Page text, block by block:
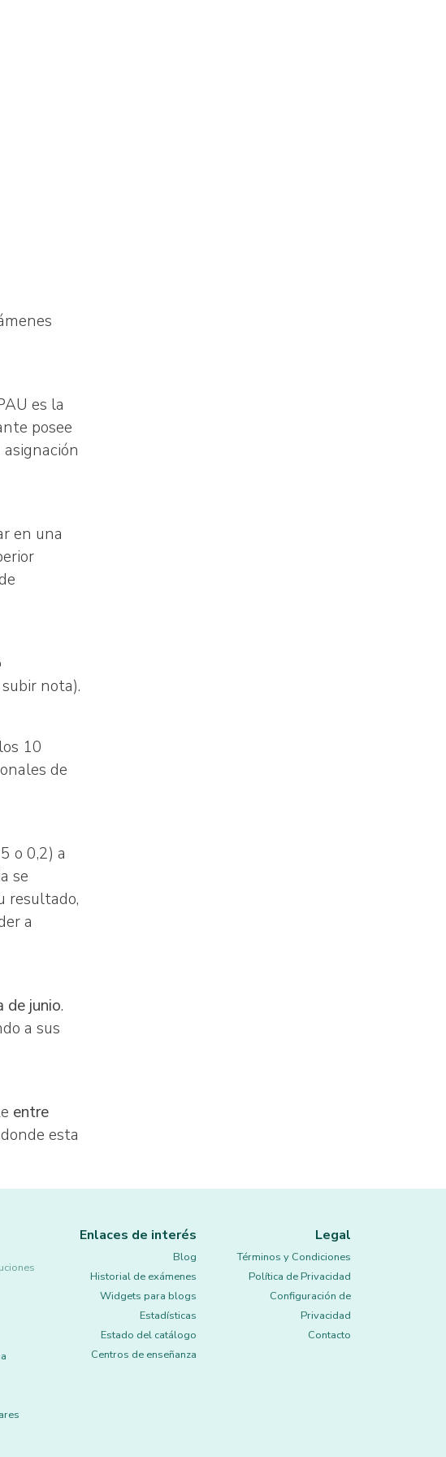
es la
posee
en una
nota).
10
de
o 0,2) a
se
resultado,
a
de junio.
a sus
entre
esta
Enlaces de interés
Blog
Historial de exámenes
Widgets para blogs
Estadísticas
Estado del catálogo
Centros de enseñanza
Legal
Términos y Condiciones
Política de Privacidad
Configuración de
Privacidad
Contacto